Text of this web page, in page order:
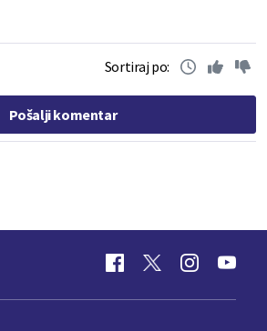
Sortiraj po:
Pošalji komentar